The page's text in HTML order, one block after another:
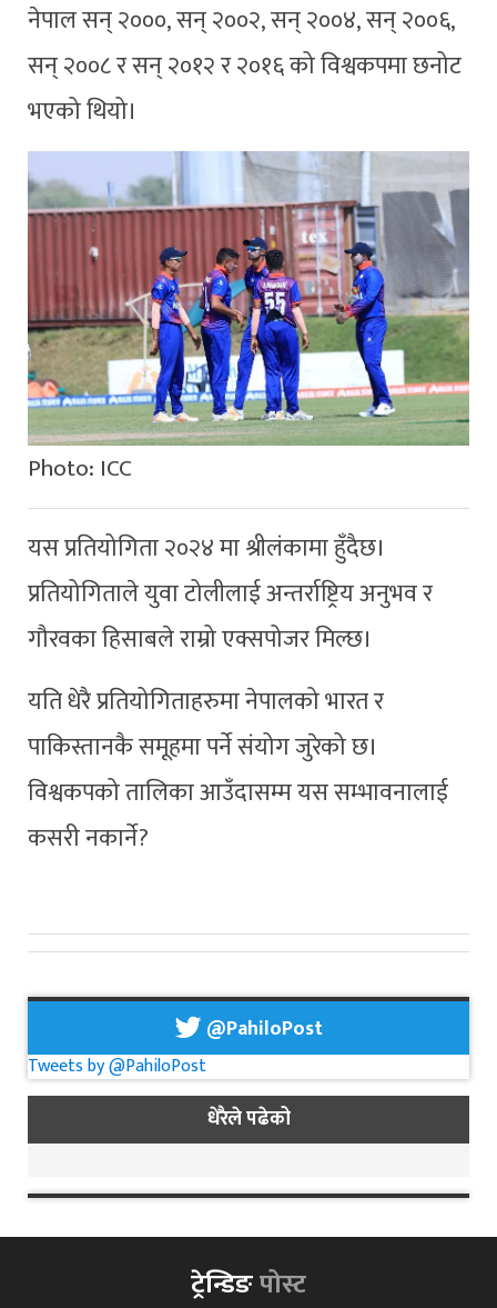
नेपाल सन् २०००, सन् २००२, सन् २००४, सन् २००६,
सन् २००८ र सन् २०१२ र २०१६ को विश्वकपमा छनोट
भएको थियो।
Photo: ICC
यस प्रतियोगिता २०२४ मा श्रीलंकामा हुँदैछ।
प्रतियोगिताले युवा टोलीलाई अन्तर्राष्ट्रिय अनुभव र
गौरवका हिसाबले राम्रो एक्सपोजर मिल्छ।
यति धेरै प्रतियोगिताहरुमा नेपालको भारत र
पाकिस्तानकै समूहमा पर्ने संयोग जुरेको छ।
विश्वकपको तालिका आउँदासम्म यस सम्भावनालाई
कसरी नकार्ने?
@PahiloPost
Tweets by @PahiloPost
धेरैले पढेको
ट्रेन्डिङपोस्ट